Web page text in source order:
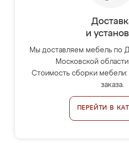
и
Мы доставляем мебель по
Московской
Стоимость сборки мебели:
заказа.
ПЕРЕЙТИ В